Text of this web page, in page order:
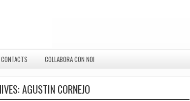
CONTACTS COLLABORA CON NOI
AGUSTIN CORNEJO